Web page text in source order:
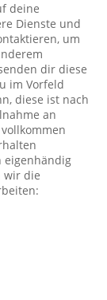
deine
Dienste und
um
dir diese
im Vorfeld
diese ist nach
an
eigenhändig
wir die